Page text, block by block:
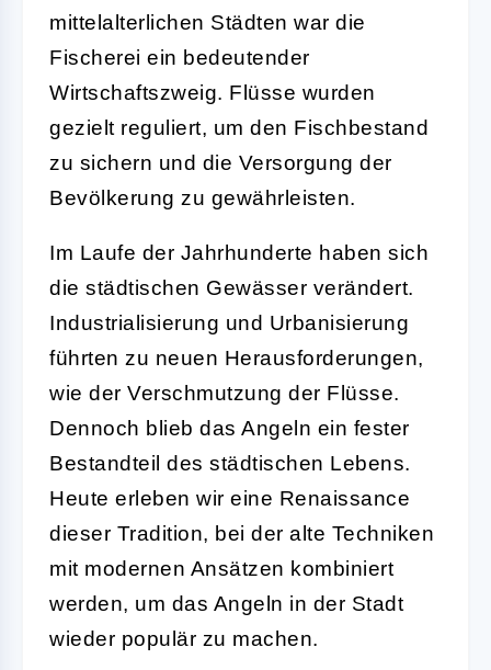
mittelalterlichen Städten war die
Fischerei ein bedeutender
Wirtschaftszweig. Flüsse wurden
gezielt reguliert, um den Fischbestand
zu sichern und die Versorgung der
Bevölkerung zu gewährleisten.
Im Laufe der Jahrhunderte haben sich
die städtischen Gewässer verändert.
Industrialisierung und Urbanisierung
führten zu neuen Herausforderungen,
wie der Verschmutzung der Flüsse.
Dennoch blieb das Angeln ein fester
Bestandteil des städtischen Lebens.
Heute erleben wir eine Renaissance
dieser Tradition, bei der alte Techniken
mit modernen Ansätzen kombiniert
werden, um das Angeln in der Stadt
wieder populär zu machen.